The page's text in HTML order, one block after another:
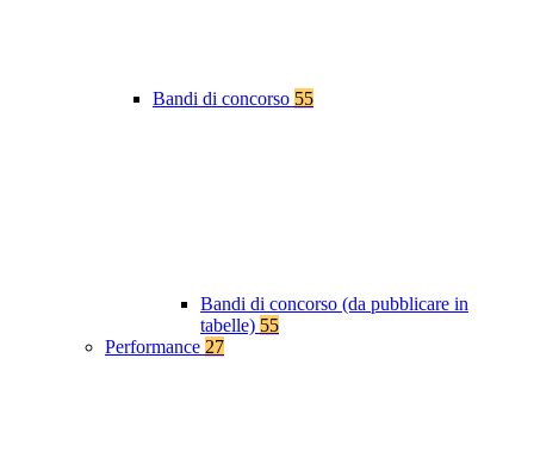
Bandi di concorso 55
Bandi di concorso (da pubblicare in
tabelle) 55
Performance 27